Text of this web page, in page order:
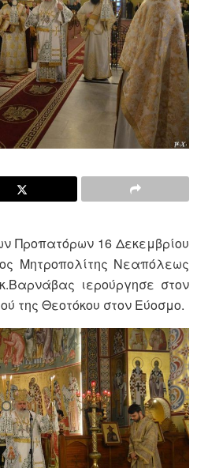
Προπατόρων 16 Δεκεμβρίου
Μητροπολίτης Νεαπόλεως
ιερούργησε στον
της Θεοτόκου στον Εύοσμο.